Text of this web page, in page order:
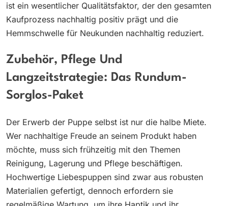
ist ein wesentlicher Qualitätsfaktor, der den gesamten
Kaufprozess nachhaltig positiv prägt und die
Hemmschwelle für Neukunden nachhaltig reduziert.
Zubehör, Pflege Und
Langzeitstrategie: Das Rundum-
Sorglos-Paket
Der Erwerb der Puppe selbst ist nur die halbe Miete.
Wer nachhaltige Freude an seinem Produkt haben
möchte, muss sich frühzeitig mit den Themen
Reinigung, Lagerung und Pflege beschäftigen.
Hochwertige Liebespuppen sind zwar aus robusten
Materialien gefertigt, dennoch erfordern sie